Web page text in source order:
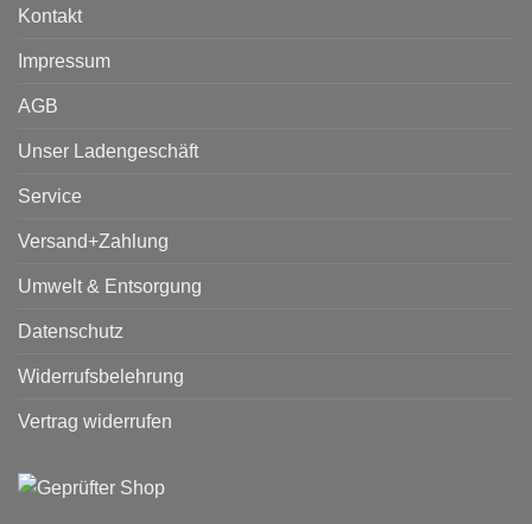
Kontakt
Impressum
AGB
Unser Ladengeschäft
Service
Versand+Zahlung
Umwelt & Entsorgung
Datenschutz
Widerrufsbelehrung
Vertrag widerrufen